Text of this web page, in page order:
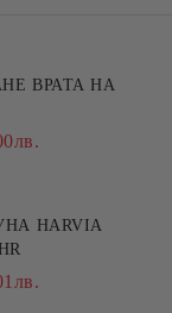
ВРАТА НА
HARVIA